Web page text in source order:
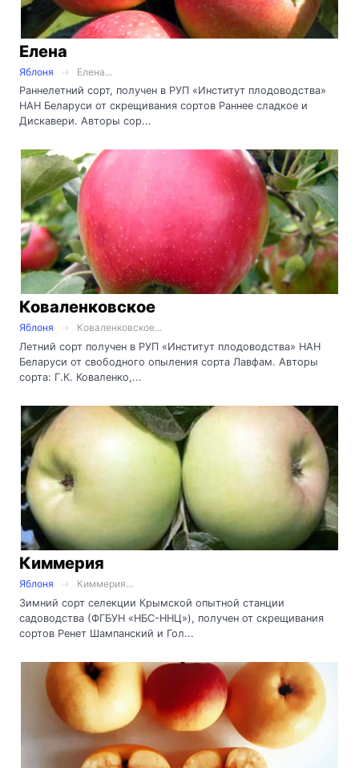
Елена
Яблоня
Елена...
Раннелетний сорт, получен в РУП «Институт плодоводства»
НАН Беларуси от скрещивания сортов Раннее сладкое и
Дискавери. Авторы сор...
Коваленковское
Яблоня
Коваленковское...
Летний сорт получен в РУП «Институт плодоводства» НАН
Беларуси от свободного опыления сорта Лавфам. Авторы
сорта: Г.К. Коваленко,...
Киммерия
Яблоня
Киммерия...
Зимний сорт селекции Крымской опытной станции
садоводства (ФГБУН «НБС-ННЦ»), получен от скрещивания
сортов Ренет Шампанский и Гол...